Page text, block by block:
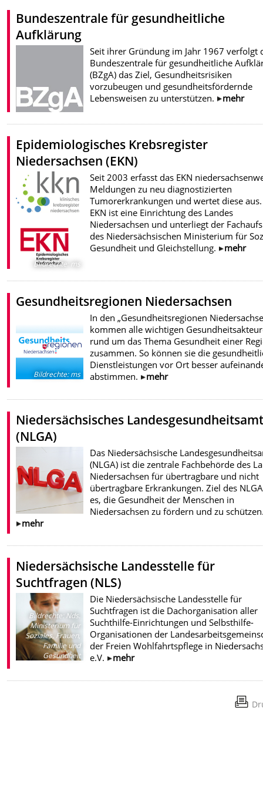
Bundeszentrale für gesundheitliche
Aufklärung
Seit ihrer Gründung im Jahr 1967 verfolgt
Bundeszentrale für gesundheitliche
(BZgA) das Ziel, Gesundheitsrisiken
vorzubeugen und gesundheitsfördernde
Lebensweisen zu unterstützen.
mehr
Epidemiologisches Krebsregister
Niedersachsen (EKN)
Bildrechte: ms
Seit 2003 erfasst das EKN
Meldungen zu neu diagnostizierten
Tumorerkrankungen und wertet diese aus.
EKN ist eine Einrichtung des Landes
Niedersachsen und unterliegt der
des Niedersächsischen Ministerium für
Gesundheit und Gleichstellung.
mehr
Gesundheitsregionen Niedersachsen
Bildrechte:ms
In den „Gesundheitsregionen
kommen alle wichtigen
rund um das Thema Gesundheit einer
zusammen. So können sie die
Dienstleistungen vor Ort besser
abstimmen.
mehr
Niedersächsisches
(NLGA)
Das Niedersächsische
(NLGA) ist die zentrale Fachbehörde des
Niedersachsen für übertragbare und nicht
übertragbare Erkrankungen. Ziel des
es, die Gesundheit der Menschen in
Niedersachsen zu fördern und zu
mehr
Niedersächsische Landesstelle für
Suchtfragen (NLS)
Bildrechte: Nds.
Ministerium für
Soziales, Frauen,
Familie und
Gesundheit
Die Niedersächsische Landesstelle für
Suchtfragen ist die Dachorganisation aller
Suchthilfe-Einrichtungen und Selbsthilfe-
Organisationen der
der Freien Wohlfahrtspflege in
e.V.
mehr